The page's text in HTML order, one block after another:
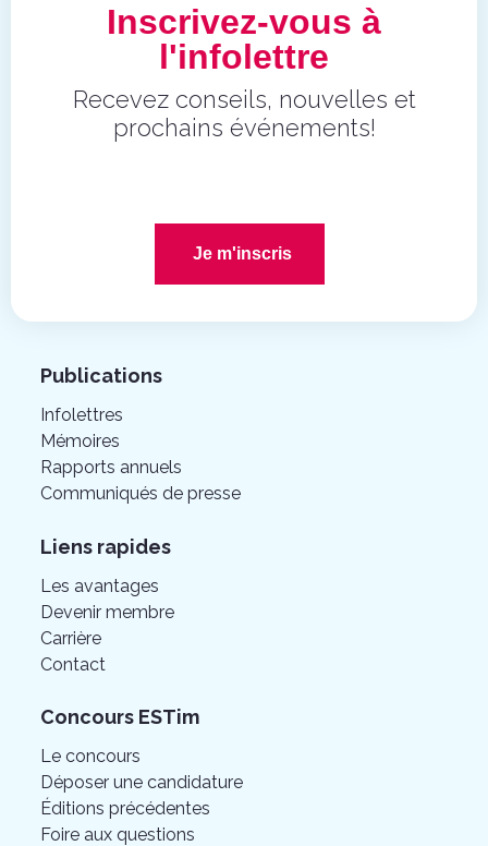
Inscrivez-vous à
l'infolettre
Recevez conseils, nouvelles et
prochains événements!
Je m'inscris
Publications
Infolettres
Mémoires
Rapports annuels
Communiqués de presse
Liens rapides
Les avantages
Devenir membre
Carrière
Contact
Concours ESTim
Le concours
Déposer une candidature
Éditions précédentes
Foire aux questions